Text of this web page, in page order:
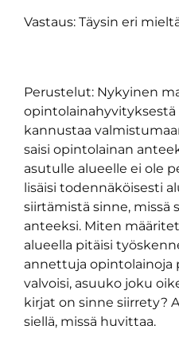
Vastaus: Täysin eri
Perustelut: Nykyinen
opintolainahyvityksestä
kannustaa
saisi opintolainan
asutulle alueelle ei ole
lisäisi todennäköisesti
siirtämistä sinne, missä
anteeksi. Miten
alueella pitäisi
annettuja opintolainoja
valvoisi, asuuko joku
kirjat on sinne siirrety?
siellä, missä huvittaa.